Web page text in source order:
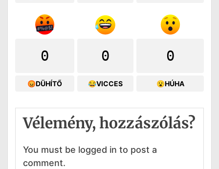
0
😡DÜHÍTŐ
0
😂VICCES
0
😮HÚHA
Vélemény, hozzászólás?
You must be logged in to post a
comment.